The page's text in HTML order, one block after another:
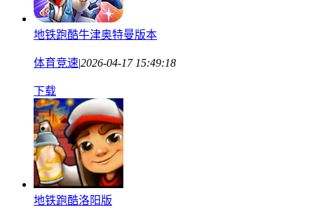
地铁跑酷牛津奥特曼版本
体育竞速|2026-04-17 15:49:18
下载
地铁跑酷洛阳版